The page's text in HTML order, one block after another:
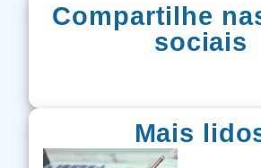
Compartilhe
sociais
Mais